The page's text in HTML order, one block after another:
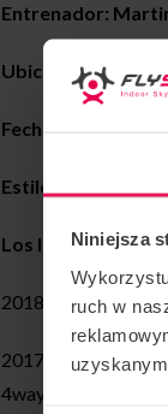
Niniejsza
ruch w
Entrenador:
Ubicación: Flyspot
Fecha:
Estilo de
Los logros de
2018 medalla de
2017 medalla de
4way